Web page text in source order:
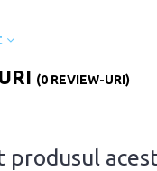
(0 REVIEW-URI)